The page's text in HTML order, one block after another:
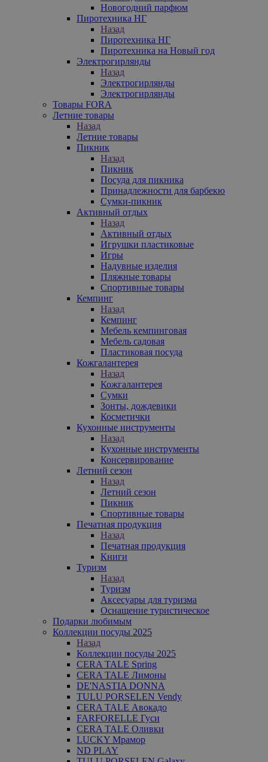
Новогодний парфюм
Пиротехника НГ
Назад
Пиротехника НГ
Пиротехника на Новый год
Электрогирлянды
Назад
Электрогирлянды
Электрогирлянды
Товары FORA
Летние товары
Назад
Летние товары
Пикник
Назад
Пикник
Посуда для пикника
Принадлежности для барбекю
Сумки-пикник
Активный отдых
Назад
Активный отдых
Игрушки пластиковые
Игры
Надувные изделия
Пляжные товары
Спортивные товары
Кемпинг
Назад
Кемпинг
Мебель кемпинговая
Мебель садовая
Пластиковая посуда
Кожгалантерея
Назад
Кожгалантерея
Сумки
Зонты, дождевики
Косметички
Кухонные инструменты
Назад
Кухонные инструменты
Консервирование
Летний сезон
Назад
Летний сезон
Пикник
Спортивные товары
Печатная продукция
Назад
Печатная продукция
Книги
Туризм
Назад
Туризм
Аксесуары для туризма
Оснащение туристическое
Подарки любимым
Коллекции посуды 2025
Назад
Коллекции посуды 2025
CERA TALE Spring
CERA TALE Лимоны
DE'NASTIA DONNA
TULU PORSELEN Vendy
CERA TALE Авокадо
FARFORELLE Гуси
CERA TALE Оливки
LUCKY Мрамор
ND PLAY